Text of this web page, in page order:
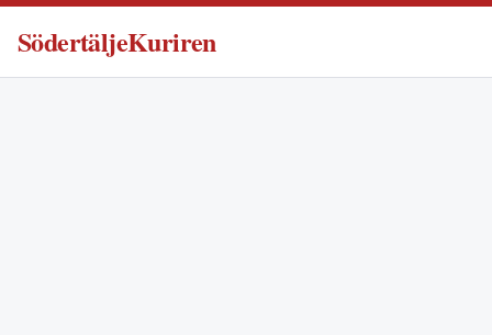
SödertäljeKuriren